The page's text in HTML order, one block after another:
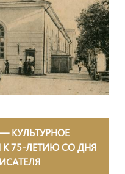
КУЛЬТУРНОЕ
75‑ЛЕТИЮ СО ДНЯ